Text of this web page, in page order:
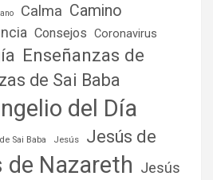
Calma Camino
Consejos Coronavirus
Enseñanzas de
de Sai Baba
del Día
Sai Baba Jesús
Jesús de
de Nazareth Jesús